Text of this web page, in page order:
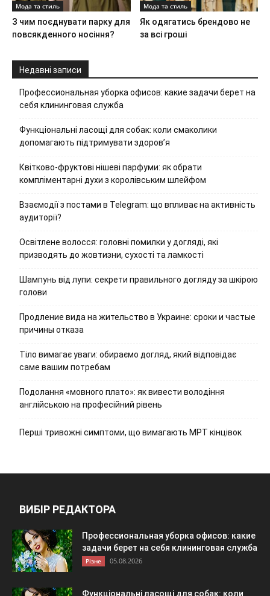
Мода та стиль
З чим поєднувати парку для
повсякденного носіння?
Мода та стиль
Як одягатись брендово не
за всі гроші
Недавні записи
Профессиональная уборка офисов: какие задачи берет на
себя клининговая служба
Функціональні ласощі для собак: коли смаколики
допомагають підтримувати здоров’я
Квітково-фруктові нішеві парфуми: як обрати
компліментарні духи з королівським шлейфом
Взаємодії з постами в Telegram: що впливає на активність
аудиторії?
Освітлене волосся: головні помилки у догляді, які
призводять до жовтизни, сухості та ламкості
Шампунь від лупи: секрети правильного догляду за шкірою
голови
Продление вида на жительство в Украине: сроки и частые
причины отказа
Тіло вимагає уваги: обираємо догляд, який відповідає
саме вашим потребам
Подолання «мовного плато»: як вивести володіння
англійською на професійний рівень
Перші тривожні симптоми, що вимагають МРТ кінцівок
ВИБІР РЕДАКТОРА
Профессиональная уборка офисов: какие
задачи берет на себя клининговая служба
Різне 05.08.2026
Функціональні ласощі для собак: коли